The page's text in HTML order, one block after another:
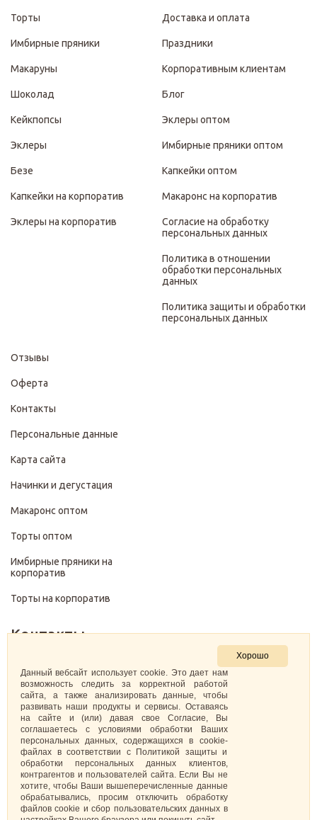
Торты
Имбирные пряники
Макаруны
Шоколад
Кейкпопсы
Эклеры
Безе
Капкейки на корпоратив
Эклеры на корпоратив
Доставка и оплата
Праздники
Корпоративным клиентам
Блог
Эклеры оптом
Имбирные пряники оптом
Капкейки оптом
Макаронс на корпоратив
Согласие на обработку
персональных данных
Политика в отношении
обработки персональных
данных
Политика защиты и обработки
персональных данных
Отзывы
Оферта
Контакты
Персональные данные
Карта сайта
Начинки и дегустация
Макаронс оптом
Торты оптом
Имбирные пряники на
корпоратив
Торты на корпоратив
Контакты
+7 (499) 322-28-29
pirojenka.rf@gmail.com
Москва, Павелецкая набережная 10к1
ИНН: 773575794220
Самозанятая Кретова Анастасия Юрьевна
Хорошо
Данный вебсайт использует cookie. Это дает нам
возможность следить за корректной работой
сайта, а также анализировать данные, чтобы
развивать наши продукты и сервисы. Оставаясь
на сайте и (или) давая свое Согласие, Вы
соглашаетесь с условиями обработки Ваших
персональных данных, содержащихся в cookie-
файлах в соответствии с Политикой защиты и
обработки персональных данных клиентов,
контрагентов и пользователей сайта. Если Вы не
хотите, чтобы Ваши вышеперечисленные данные
обрабатывались, просим отключить обработку
файлов cookie и сбор пользовательских данных в